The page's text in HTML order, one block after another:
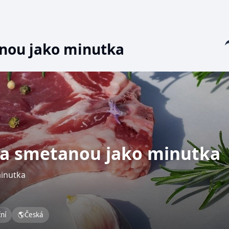
jako minutka
smetanou jako minutka
🌎Česká